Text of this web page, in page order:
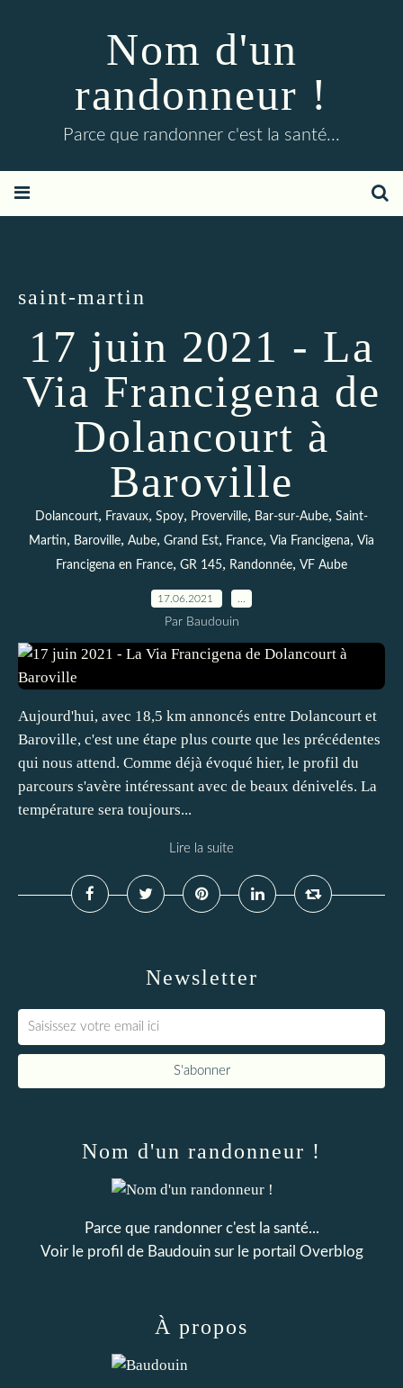
Nom d'un
randonneur !
Parce que randonner c'est la santé...
saint-martin
17 juin 2021 - La
Via Francigena de
Dolancourt à
Baroville
Dolancourt, Fravaux, Spoy, Proverville, Bar-sur-Aube, Saint-
Martin, Baroville, Aube, Grand Est, France, Via Francigena, Via
Francigena en France, GR 145, Randonnée, VF Aube
17.06.2021
Par Baudouin
Aujourd'hui, avec 18,5 km annoncés entre Dolancourt et
Baroville, c'est une étape plus courte que les précédentes
qui nous attend. Comme déjà évoqué hier, le profil du
parcours s'avère intéressant avec de beaux dénivelés. La
température sera toujours...
Lire la suite
Newsletter
Nom d'un randonneur !
Parce que randonner c'est la santé...
Voir le profil de Baudouinsur le portail Overblog
À propos